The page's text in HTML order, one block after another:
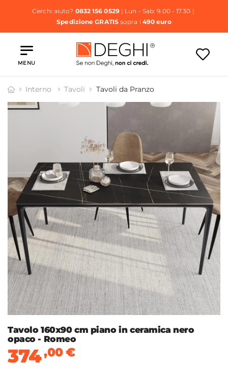
Cerchi aiuto? 0832 156 0529| Lun - Sab: 9.00 - 17.30 |
Spedizione GRATISsopra i 490 euro
MENU
Interno Tavoli Tavoli da Pranzo
Tavolo 160x90 cm piano in ceramica nero
opaco - Romeo
374,00€